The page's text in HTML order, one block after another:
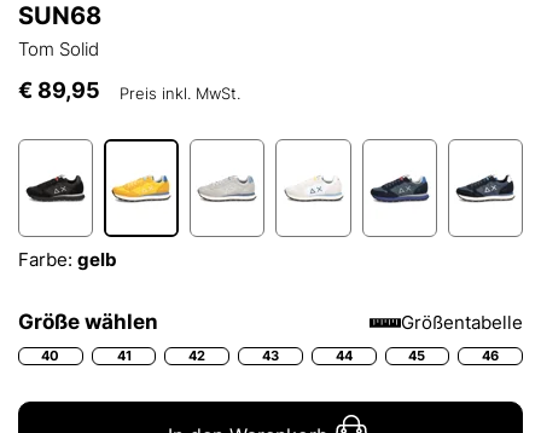
SUN68
Tom Solid
€ 89,95 Preis inkl. MwSt.
Farbe: gelb
Größe wählen Größentabelle
40 41 42 43 44 45 46